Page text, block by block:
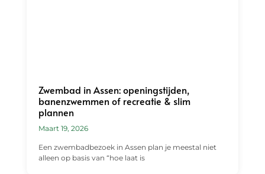
Zwembad in Assen: openingstijden,
banenzwemmen of recreatie & slim
plannen
Maart 19, 2026
Een zwembadbezoek in Assen plan je meestal niet
alleen op basis van “hoe laat is